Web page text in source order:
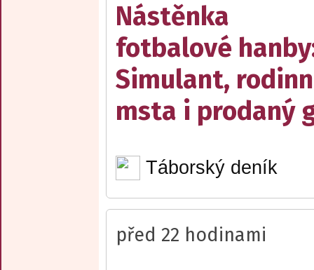
Nástěnka
fotbalové
Simulant,
msta i prodaný
Táborský deník
před 22 hodinami